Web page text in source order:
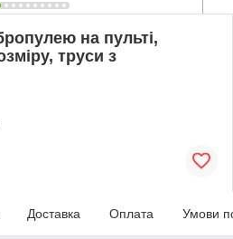
на пульті,
труси з
Доставка Оплата Умови